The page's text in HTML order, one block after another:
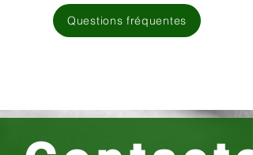
Questions fréquentes